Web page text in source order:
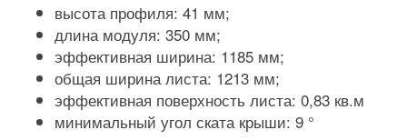
высота профиля: 41 мм;
длина модуля: 350 мм;
эффективная ширина: 1185 мм;
общая ширина листа: 1213 мм;
эффективная поверхность листа: 0,83 кв.м
минимальный угол ската крыши: 9 °